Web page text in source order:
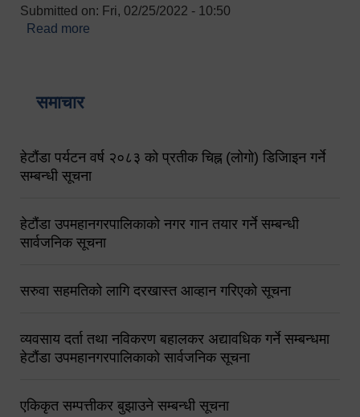
Submitted on: Fri, 02/25/2022 - 10:50
Read more
समाचार
हेटौंडा पर्यटन वर्ष २०८३ को प्रतीक चिह्न (लोगो) डिजिाइन गर्ने
सम्बन्धी सूचना
हेटौंडा उपमहानगरपालिकाको नगर गान तयार गर्ने सम्बन्धी
सार्वजनिक सूचना
सरुवा सहमतिको लागि दरखास्त आव्हान गरिएको सूचना
व्यवसाय दर्ता तथा नविकरण बहालकर अद्यावधिक गर्ने सम्बन्धमा
हेटौंडा उपमहानगरपालिकाको सार्वजनिक सूचना
एकिकृत सम्पत्तीकर बुझाउने सम्बन्धी सूचना